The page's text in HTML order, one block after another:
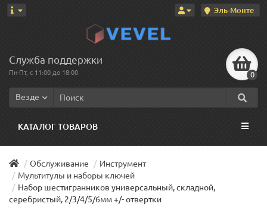
Эль-Монте
Служба поддержки
Пн-Пт, с 11:00 до 18:00 0
Везде
КАТАЛОГ ТОВАРОВ
Обслуживание
Инструмент
Мультитулы и наборы ключей
Набор шестигранников универсальный, складной,
серебристый, 2/3/4/5/6мм +/- отвертки